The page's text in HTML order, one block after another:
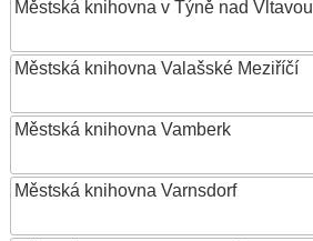
Městská knihovna v Týně nad Vltavou
Městská knihovna Valašské Meziříčí
Městská knihovna Vamberk
Městská knihovna Varnsdorf